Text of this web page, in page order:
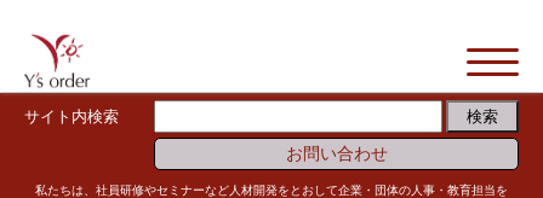
サイト内検索
お問い合わせ
私たちは、社員研修やセミナーなど人材開発をとおして企業・団体の人事・教育担当を